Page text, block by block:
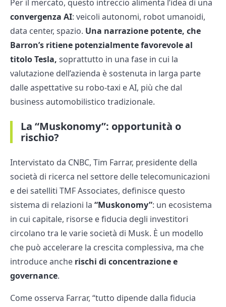
Per il mercato, questo intreccio alimenta l’idea di una
convergenza AI: veicoli autonomi, robot umanoidi,
data center, spazio. Una narrazione potente, che
Barron’s ritiene potenzialmente favorevole al
titolo Tesla, soprattutto in una fase in cui la
valutazione dell’azienda è sostenuta in larga parte
dalle aspettative su robo-taxi e AI, più che dal
business automobilistico tradizionale.
La “Muskonomy”: opportunità o
rischio?
Intervistato da CNBC, Tim Farrar, presidente della
società di ricerca nel settore delle telecomunicazioni
e dei satelliti TMF Associates, definisce questo
sistema di relazioni la “Muskonomy”: un ecosistema
in cui capitale, risorse e fiducia degli investitori
circolano tra le varie società di Musk. È un modello
che può accelerare la crescita complessiva, ma che
introduce anche rischi di concentrazione e
governance.
Come osserva Farrar, “tutto dipende dalla fiducia